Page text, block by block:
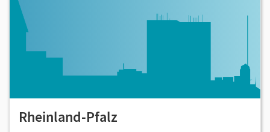
Rheinland-Pfalz